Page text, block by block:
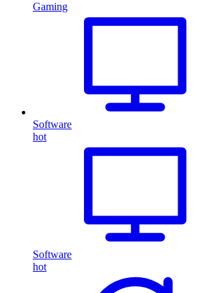
Gaming
Software
hot
Software
hot